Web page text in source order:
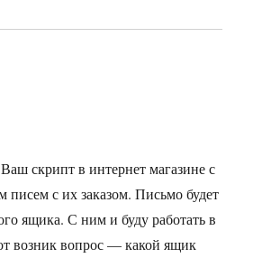
скрипт в интернет магазине с
писем с их заказом. Письмо будет
ящика. С ним и буду работать в
возник вопрос — какой ящик